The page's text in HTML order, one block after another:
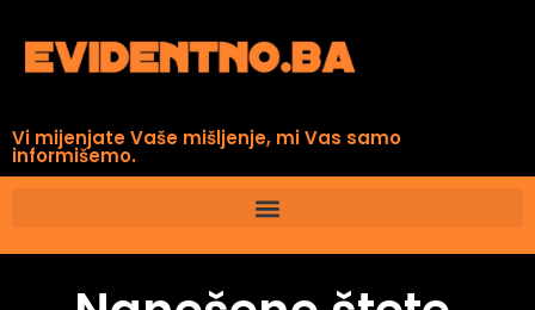
Vi mijenjate Vaše mišljenje, mi Vas samo
informišemo.